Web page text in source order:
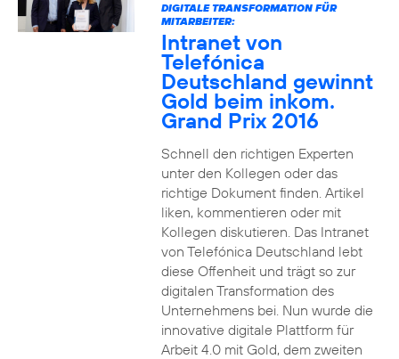
DIGITALE TRANSFORMATION FÜR
MITARBEITER:
Intranet von
Telefónica
Deutschland gewinnt
Gold beim inkom.
Grand Prix 2016
Schnell den richtigen Experten
unter den Kollegen oder das
richtige Dokument finden. Artikel
liken, kommentieren oder mit
Kollegen diskutieren. Das Intranet
von Telefónica Deutschland lebt
diese Offenheit und trägt so zur
digitalen Transformation des
Unternehmens bei. Nun wurde die
innovative digitale Plattform für
Arbeit 4.0 mit Gold, dem zweiten